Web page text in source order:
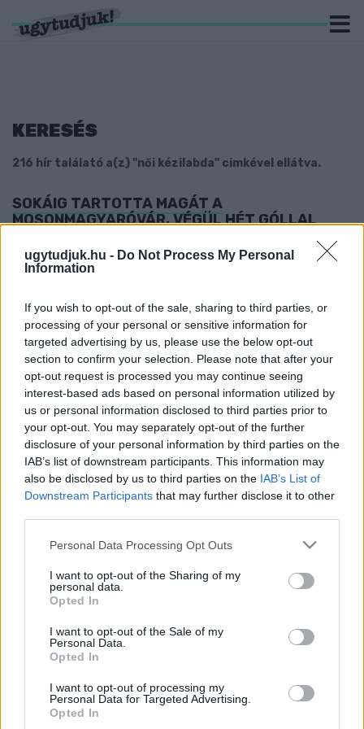
ugytudjuk.hu - Do Not Process My Personal
Information
If you wish to opt-out of the sale, sharing to third parties, or
processing of your personal or sensitive information for
targeted advertising by us, please use the below opt-out
section to confirm your selection. Please note that after your
opt-out request is processed you may continue seeing
interest-based ads based on personal information utilized by
us or personal information disclosed to third parties prior to
your opt-out. You may separately opt-out of the further
disclosure of your personal information by third parties on the
IAB’s list of downstream participants. This information may
also be disclosed by us to third parties on the IAB’s List of
Downstream Participants that may further disclose it to other
Please note that this website/app uses one or more Google
not limited to your visit or usage behaviour. You may click to
grant or deny consent to Google and its third-party tags to
use your data for below specified purposes in below Google
consent section.
Personal Data Processing Opt Outs
I want to opt-out of the Sharing of my
personal data.
Opted In
I want to opt-out of the Sale of my
Personal Data.
Opted In
I want to opt-out of processing my
Personal Data for Targeted Advertising.
Opted In
KERESÉS
216 hír találató a(z) "női kézilabda" cimkével ellátva.
SOKÁIG TARTOTTA MAGÁT A
MOSONMAGYARÓVÁR, VÉGÜL HÉT GÓLLAL
2021. november. 10. 20:47
Jó tempójú meccs volt.
KIESETT A MAGYAR KUPÁBÓL AZ SZKKA
2021. november. 09. 18:29
Pedig a félidőben még vezettek a Dunaújváros ellen a
szombathelyi lányok.
OLASZ VÁLOGATOTT ÁTLÖVŐ ÉRKEZETT AZ
SZKKA-HOZ
2021. november. 05. 12:05
A 35 éves Cristina Gheorghe már a mai, Alba elleni bajnokin
bemutatkozhat.
AZ SZKKA HÁROM IFISTÁJA IS A KISVÁRDA
ELLEN SZEREZTE MEG ÉLETE ELSŐ GÓLJÁT AZ
Győri Viktória tavaly már játszott az első osztályban, a nyáron a
mutatkoztak be a felnőttek között.
EGY POZITÍV KORONAVÍRUS TESZT MIATT
2021. november. 02. 17:12
Érden játszottak volna a győriek.
A DUNAÚJVÁROS LESZ AZ SZKKA ELLENFELE
A MAGYAR KUPÁBAN
2021. október. 19. 19:31